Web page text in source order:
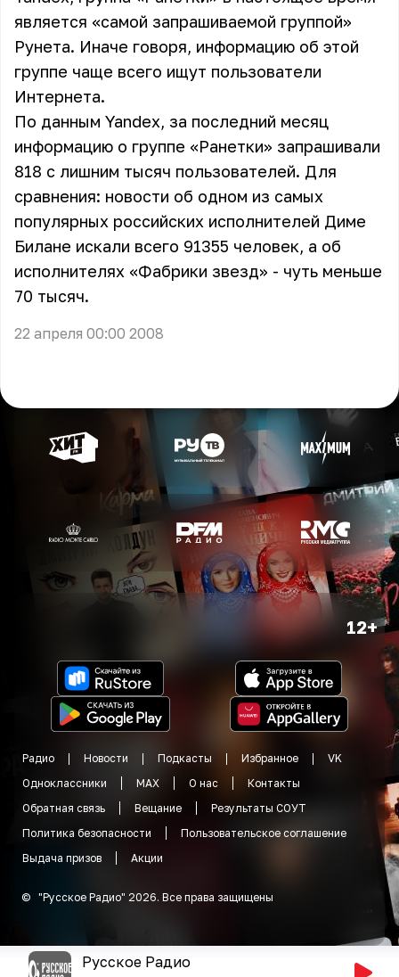
является «самой запрашиваемой группой»
Рунета. Иначе говоря, информацию об этой
группе чаще всего ищут пользователи
Интернета.
По данным Yandex, за последний месяц
информацию о группе «Ранетки» запрашивали
818 с лишним тысяч пользователей. Для
сравнения: новости об одном из самых
популярных российских исполнителей Диме
Билане искали всего 91355 человек, а об
исполнителях «Фабрики звезд» - чуть меньше
70 тысяч.
22 апреля 00:00 2008
12+
Радио Новости Подкасты Избранное
VK
Одноклассники
MAX О нас
Контакты
Обратная связь
Вещание
Результаты СОУТ
Политика безопасности
Пользовательское соглашение
Выдача призов
Акции
© "Русское Радио" 2026. Все права защищены
Русское Радио